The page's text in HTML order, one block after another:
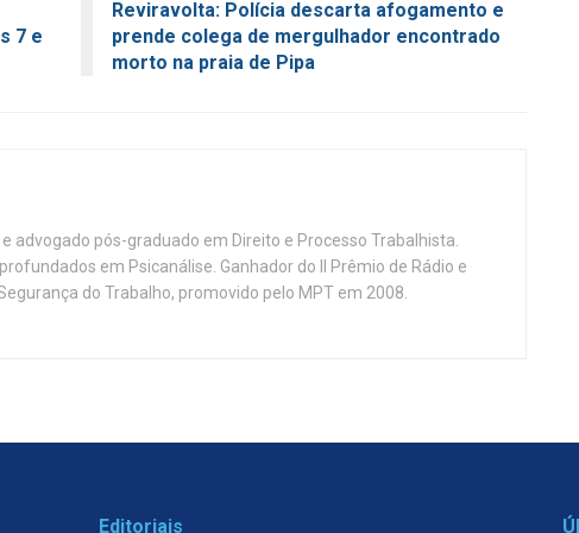
7 e
Reviravolta: Polícia descarta afogamento e
prende colega de mergulhador encontrado
morto na praia de Pipa
e advogado pós-graduado em Direito e Processo Trabalhista.
em Psicanálise. Ganhador do II Prêmio de Rádio e
do Trabalho, promovido pelo MPT em 2008.
Editoriais